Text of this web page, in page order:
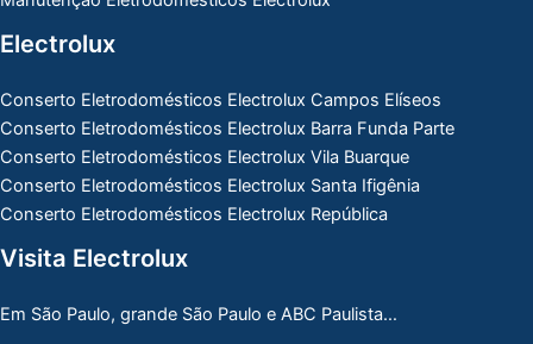
Electrolux
Conserto Eletrodomésticos Electrolux Campos Elíseos
Conserto Eletrodomésticos Electrolux Barra Funda Parte
Conserto Eletrodomésticos Electrolux Vila Buarque
Conserto Eletrodomésticos Electrolux Santa Ifigênia
Conserto Eletrodomésticos Electrolux República
Visita Electrolux
Em São Paulo, grande São Paulo e ABC Paulista…